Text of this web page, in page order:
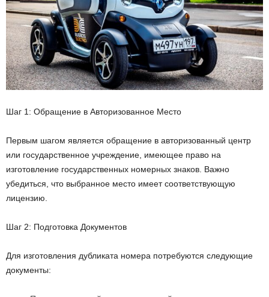
Шаг 1: Обращение в Авторизованное Место
Первым шагом является обращение в авторизованный центр
или государственное учреждение, имеющее право на
изготовление государственных номерных знаков. Важно
убедиться, что выбранное место имеет соответствующую
лицензию.
Шаг 2: Подготовка Документов
Для изготовления дубликата номера потребуются следующие
документы: